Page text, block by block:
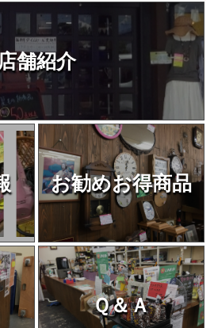
舗紹介
お勧めお得商品
Ｑ＆Ａ